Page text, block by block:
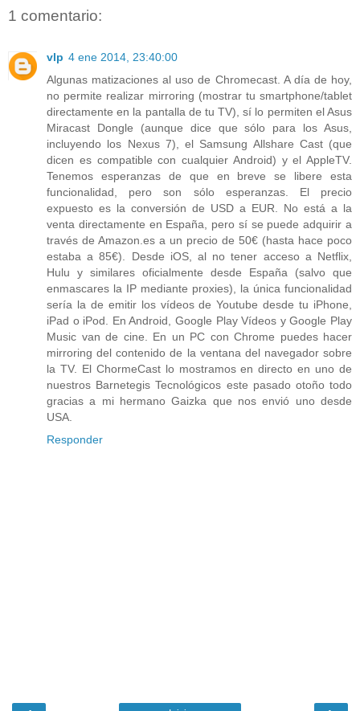
1 comentario:
vlp 4 ene 2014, 23:40:00
Algunas matizaciones al uso de Chromecast. A día de hoy,
no permite realizar mirroring (mostrar tu smartphone/tablet
directamente en la pantalla de tu TV), sí lo permiten el Asus
Miracast Dongle (aunque dice que sólo para los Asus,
incluyendo los Nexus 7), el Samsung Allshare Cast (que
dicen es compatible con cualquier Android) y el AppleTV.
Tenemos esperanzas de que en breve se libere esta
funcionalidad, pero son sólo esperanzas. El precio
expuesto es la conversión de USD a EUR. No está a la
venta directamente en España, pero sí se puede adquirir a
través de Amazon.es a un precio de 50€ (hasta hace poco
estaba a 85€). Desde iOS, al no tener acceso a Netflix,
Hulu y similares oficialmente desde España (salvo que
enmascares la IP mediante proxies), la única funcionalidad
sería la de emitir los vídeos de Youtube desde tu iPhone,
iPad o iPod. En Android, Google Play Vídeos y Google Play
Music van de cine. En un PC con Chrome puedes hacer
mirroring del contenido de la ventana del navegador sobre
la TV. El ChormeCast lo mostramos en directo en uno de
nuestros Barnetegis Tecnológicos este pasado otoño todo
gracias a mi hermano Gaizka que nos envió uno desde
USA.
Responder